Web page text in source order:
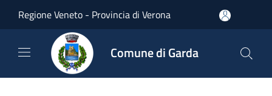
Regione Veneto - Provincia di Verona
Comune di Garda